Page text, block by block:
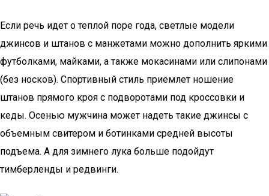
Если речь идет о теплой поре года, светлые модели
джинсов и штанов с манжетами можно дополнить яркими
футболками, майками, а также мокасинами или слипонами
(без носков). Спортивный стиль приемлет ношение
штанов прямого кроя с подворотами под кроссовки и
кеды. Осенью мужчина может надеть такие джинсы с
объемным свитером и ботинками средней высоты
подъема. А для зимнего лука больше подойдут
тимберленды и редвинги.